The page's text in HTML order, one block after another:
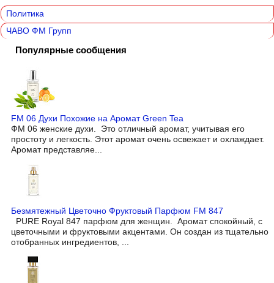
Политика
ЧАВО ФМ Групп
Популярные сообщения
FM 06 Духи Похожие на Аромат Green Tea
ФМ 06 женские духи. Это отличный аромат, учитывая его
простоту и легкость. Этот аромат очень освежает и охлаждает.
Аромат представляе...
Безмятежный Цветочно Фруктовый Парфюм FM 847
PURE Royal 847 парфюм для женщин. Аромат спокойный, с
цветочными и фруктовыми акцентами. Он создан из тщательно
отобранных ингредиентов, ...